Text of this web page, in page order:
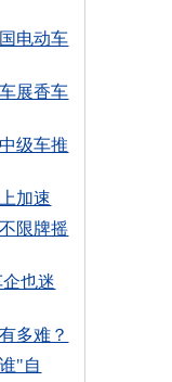
电动车
展香车
级车推
加速
限牌摇
也迷
多难？
"自